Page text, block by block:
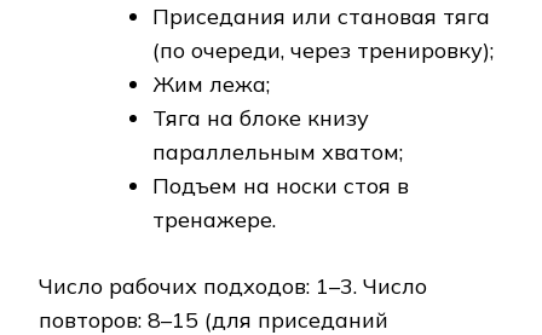
Приседания или становая тяга
(по очереди, через тренировку);
Жим лежа;
Тяга на блоке книзу
параллельным хватом;
Подъем на носки стоя в
тренажере.
Число рабочих подходов: 1–3. Число
повторов: 8–15 (для приседаний